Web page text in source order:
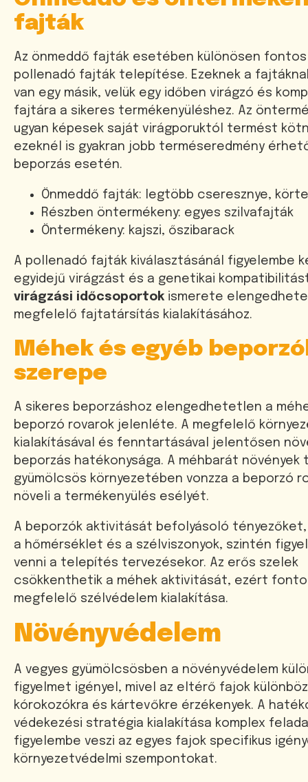
fajták
Az önmeddő fajták esetében különösen
pollenadó fajták telepítése. Ezeknek a
van egy másik, velük egy időben virágzó és
fajtára a sikeres termékenyüléshez. Az
ugyan képesek saját virágporuktól termést
ezeknél is gyakran jobb terméseredmény
beporzás esetén.
Önmeddő fajták: legtöbb cseresznye,
Részben öntermékeny: egyes szilvafajták
Öntermékeny: kajszi, őszibarack
A pollenadó fajták kiválasztásánál figyelembe
egyidejű virágzást és a genetikai
virágzási időcsoportok ismerete
megfelelő fajtatársítás kialakításához.
Méhek és egyéb
szerepe
A sikeres beporzáshoz elengedhetetlen a
beporzó rovarok jelenléte. A megfelelő
kialakításával és fenntartásával jelentősen
beporzás hatékonysága. A méhbarát
gyümölcsös környezetében vonzza a beporzó
növeli a termékenyülés esélyét.
A beporzók aktivitását befolyásoló
a hőmérséklet és a szélviszonyok, szintén
venni a telepítés tervezésekor. Az erős szelek
csökkenthetik a méhek aktivitását, ezért
megfelelő szélvédelem kialakítása.
Növényvédelem
A vegyes gyümölcsösben a növényvédelem
figyelmet igényel, mivel az eltérő fajok
kórokozókra és kártevőkre érzékenyek. A
védekezési stratégia kialakítása komplex
figyelembe veszi az egyes fajok specifikus
környezetvédelmi szempontokat.